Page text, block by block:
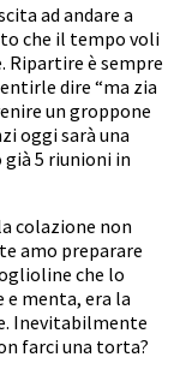
ad andare a
che il tempo voli
Ripartire è sempre
dire “ma zia
un groppone
oggi sarà una
5 riunioni in
colazione non
amo preparare
che lo
menta, era la
Inevitabilmente
farci una torta?